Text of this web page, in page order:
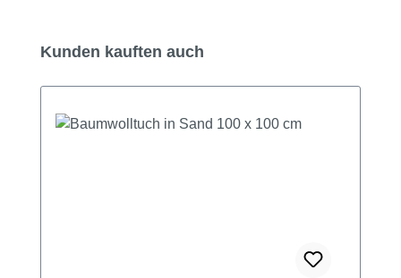
Produktgalerie überspringen
Kunden kauften auch